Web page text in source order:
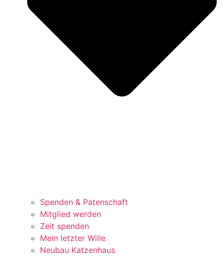
Spenden & Patenschaft
Mitglied werden
Zeit spenden
Mein letzter Wille
Neubau Katzenhaus